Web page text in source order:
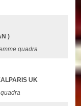
)
quadra
UK